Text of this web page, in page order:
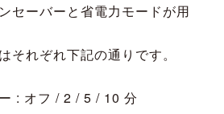
セーバーと省電力モードが用
それぞれ下記の通りです。
: オフ / 2 / 5 / 10 分